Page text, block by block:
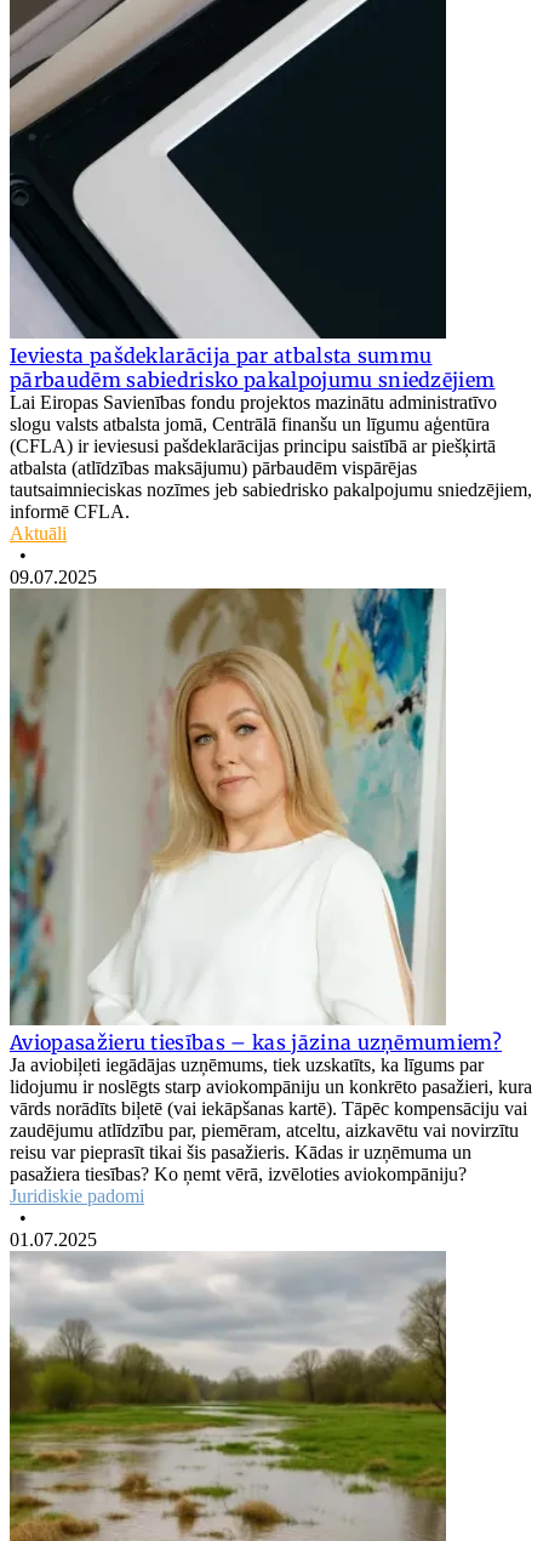
Ieviesta pašdeklarācija par atbalsta summu
pārbaudēm sabiedrisko pakalpojumu sniedzējiem
Lai Eiropas Savienības fondu projektos mazinātu administratīvo
slogu valsts atbalsta jomā, Centrālā finanšu un līgumu aģentūra
(CFLA) ir ieviesusi pašdeklarācijas principu saistībā ar piešķirtā
atbalsta (atlīdzības maksājumu) pārbaudēm vispārējas
tautsaimnieciskas nozīmes jeb sabiedrisko pakalpojumu sniedzējiem,
informē CFLA.
Aktuāli
•
09.07.2025
Aviopasažieru tiesības – kas jāzina uzņēmumiem?
Ja aviobiļeti iegādājas uzņēmums, tiek uzskatīts, ka līgums par
lidojumu ir noslēgts starp aviokompāniju un konkrēto pasažieri, kura
vārds norādīts biļetē (vai iekāpšanas kartē). Tāpēc kompensāciju vai
zaudējumu atlīdzību par, piemēram, atceltu, aizkavētu vai novirzītu
reisu var pieprasīt tikai šis pasažieris. Kādas ir uzņēmuma un
pasažiera tiesības? Ko ņemt vērā, izvēloties aviokompāniju?
Juridiskie padomi
•
01.07.2025